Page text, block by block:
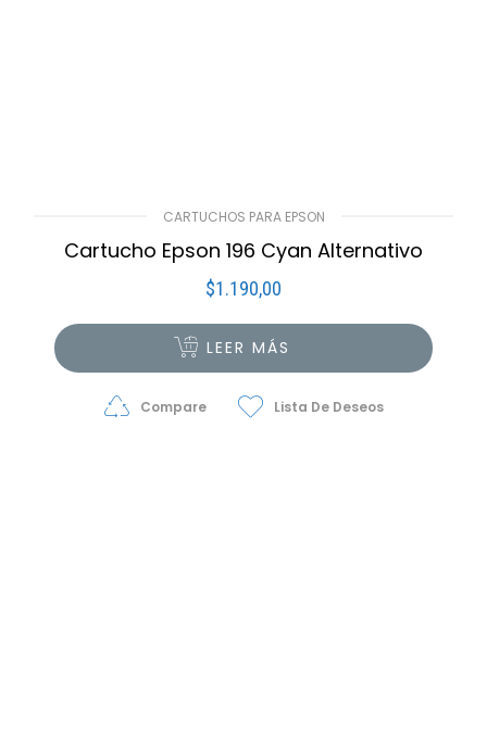
CARTUCHOS PARA EPSON
Cartucho Epson 196 Cyan Alternativo
$1.190,00
LEER MÁS
Compare Lista De Deseos